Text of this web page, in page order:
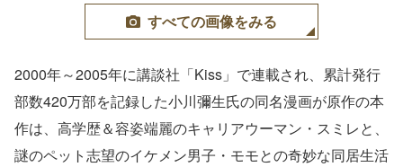
すべての画像をみる
2000年～2005年に講談社「Kiss」で連載され、累計発行
部数420万部を記録した小川彌生氏の同名漫画が原作の本
作は、高学歴＆容姿端麗のキャリアウーマン・スミレと、
謎のペット志望のイケメン男子・モモとの奇妙な同居生活